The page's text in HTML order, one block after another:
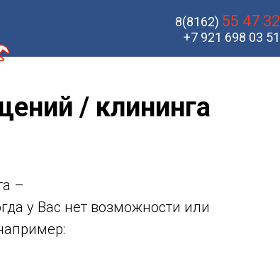
8(8162) 55 47 32
+7 921 698 03 51
/ клининга
–
у Вас нет возможности или